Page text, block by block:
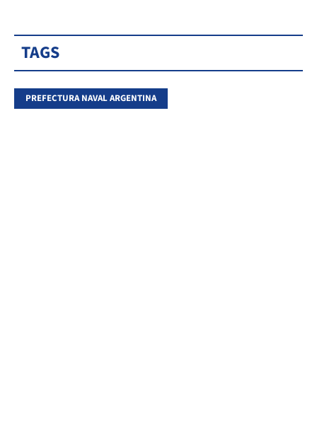
TAGS
PREFECTURA NAVAL ARGENTINA